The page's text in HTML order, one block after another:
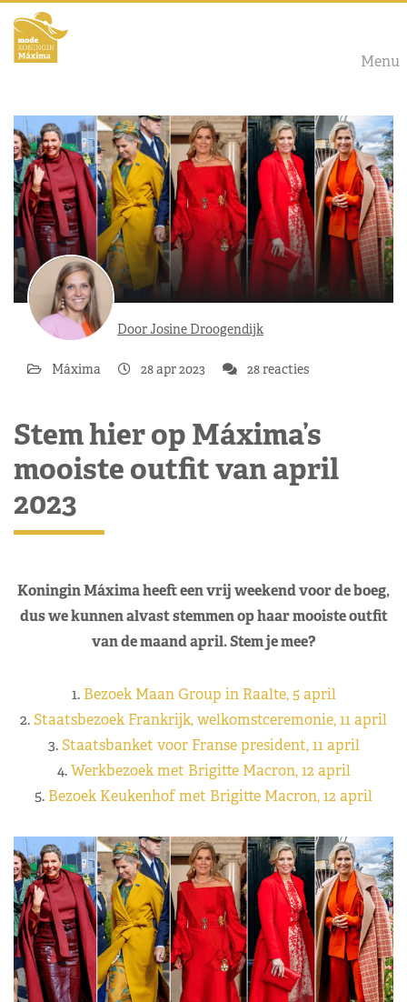
Menu
Door Josine Droogendijk
Máxima 28 apr 2023 28 reacties
Stem hier op Máxima’s
mooiste outfit van april
2023
Koningin Máxima heeft een vrij weekend voor de boeg,
dus we kunnen alvast stemmen op haar mooiste outfit
van de maand april. Stem je mee?
1. Bezoek Maan Group in Raalte, 5 april
2. Staatsbezoek Frankrijk, welkomstceremonie, 11 april
3. Staatsbanket voor Franse president, 11 april
4.Werkbezoek met Brigitte Macron, 12 april
5. Bezoek Keukenhof met Brigitte Macron, 12 april